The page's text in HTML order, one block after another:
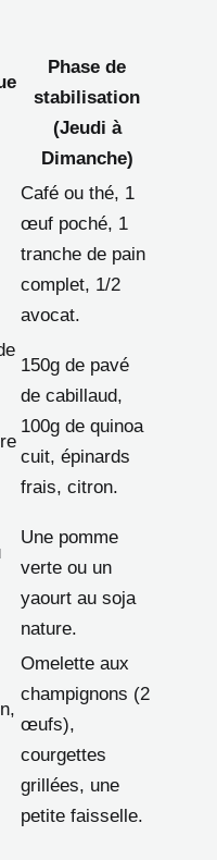
Phase de
stabilisation
(Jeudi à
Dimanche)
Café ou thé, 1
œuf poché, 1
tranche de pain
complet, 1/2
avocat.
150g de pavé
de cabillaud,
100g de quinoa
cuit, épinards
frais, citron.
Une pomme
verte ou un
yaourt au soja
nature.
Omelette aux
champignons (2
œufs),
courgettes
grillées, une
petite faisselle.